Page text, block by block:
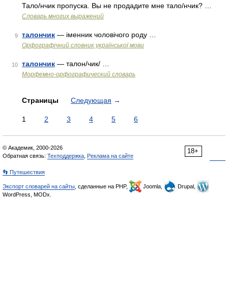
Тало/нчик пропуска. Вы не продадите мне тало/нчик? …
Словарь многих выражений
9 талончик — іменник чоловічого роду …
Орфографічний словник української мови
10 талончик — талон/чик/ …
Морфемно-орфографический словарь
Страницы Следующая →
1 2 3 4 5 6
18+
© Академик, 2000-2026
Обратная связь: Техподдержка Реклама на сайте
👣 Путешествия
Экспорт словарей на сайты , сделанные на PHP, Joomla,
Drupal,
WordPress, MODx.